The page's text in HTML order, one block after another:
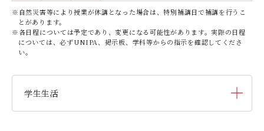
※自然災害等により授業が休講となった場合は、特別補講日で補講を行うこ
とがあります。
※各日程については予定であり、変更になる可能性があります。実際の日程
については、必ずUNIPA、掲示板、学科等からの指示を確認してくださ
い。
学生生活